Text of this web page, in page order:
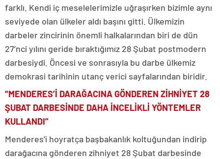
farklı. Kendi iç meselelerimizle uğraşırken bizimle aynı
seviyede olan ülkeler aldı başını gitti. Ülkemizin
darbeler zincirinin önemli halkalarından biri de dün
27’nci yılını geride bıraktığımız 28 Şubat postmodern
darbesiydi. Öncesi ve sonrasıyla bu darbe ülkemiz
demokrasi tarihinin utanç verici sayfalarından biridir.
“MENDERES’İ DARAĞACINA GÖNDEREN ZİHNİYET 28
ŞUBAT DARBESİNDE DAHA İNCELİKLİ YÖNTEMLER
KULLANDI”
Menderes’i hoyratça başbakanlık koltuğundan indirip
darağacına gönderen zihniyet 28 Şubat darbesinde